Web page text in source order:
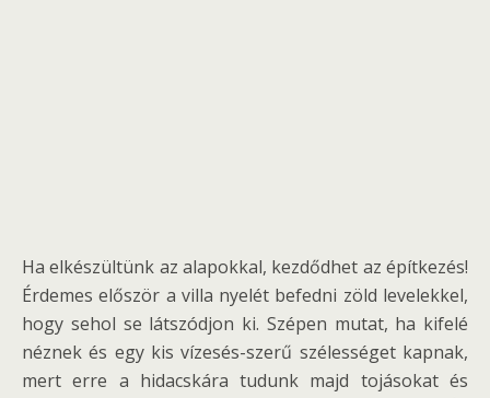
Ha elkészültünk az alapokkal, kezdődhet az építkezés!
Érdemes először a villa nyelét befedni zöld levelekkel,
hogy sehol se látszódjon ki. Szépen mutat, ha kifelé
néznek és egy kis vízesés-szerű szélességet kapnak,
mert erre a hidacskára tudunk majd tojásokat és